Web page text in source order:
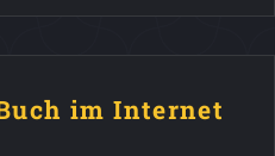
im Internet